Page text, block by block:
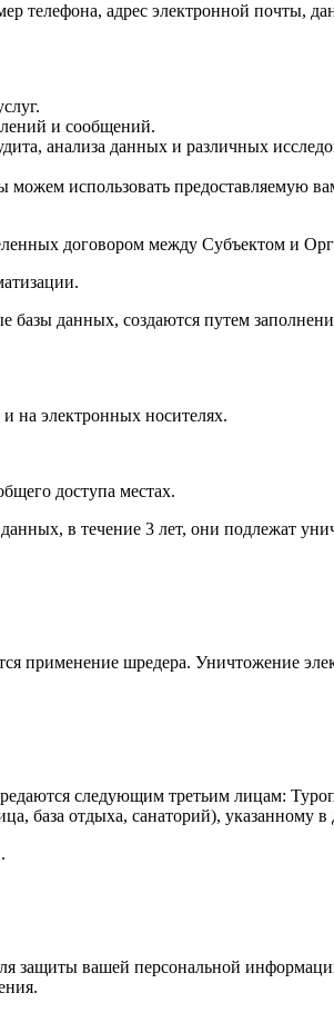
телефона, адрес электронной почты,
и сообщений.
анализа данных и различных
использовать предоставляемую
договором между Субъектом и
данных, создаются путем
на электронных носителях.
доступа местах.
в течение 3 лет, они подлежат
применение шредера. Уничтожение
следующим третьим лицам:
база отдыха, санаторий), указанному
защиты вашей персональной